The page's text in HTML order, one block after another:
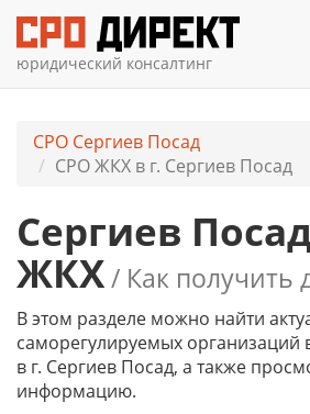
юридический консалтинг
СРО Сергиев Посад
СРО ЖКХ в г. Сергиев Посад
Сергиев
ЖКХ/ Как получить
В этом разделе можно найти
саморегулируемых
в г. Сергиев Посад, а также
информацию.